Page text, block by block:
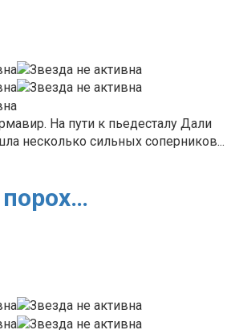
На пути к пьедесталу Дали
несколько сильных соперников...